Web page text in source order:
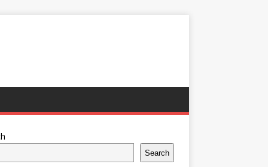
Search